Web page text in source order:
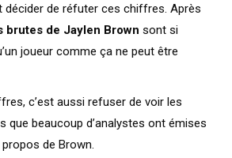
décider de réfuter ces chiffres. Après
brutes de Jaylen Brown sont si
joueur comme ça ne peut être
c’est aussi refuser de voir les
que beaucoup d’analystes ont émises
de Brown.